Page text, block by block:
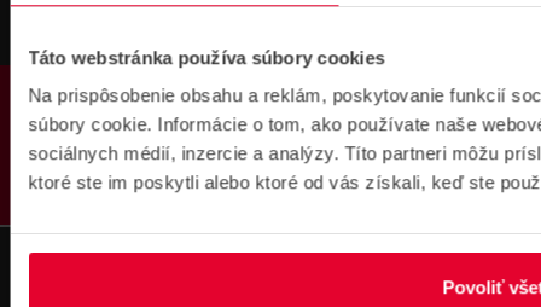
Táto webstránka používa súbory cookies
Na prispôsobenie obsahu a reklám, poskytovanie funkcií
súbory cookie. Informácie o tom, ako používate naše
sociálnych médií, inzercie a analýzy. Títo partneri môžu
ktoré ste im poskytli alebo ktoré od vás získali, keď ste
Povoliť
PRODUKTY
Náš tím
Zákaznická zóna
Obchodné a reklamačné podmienky
Ochrana osobných údajov
Registrácia
Spoločnosť